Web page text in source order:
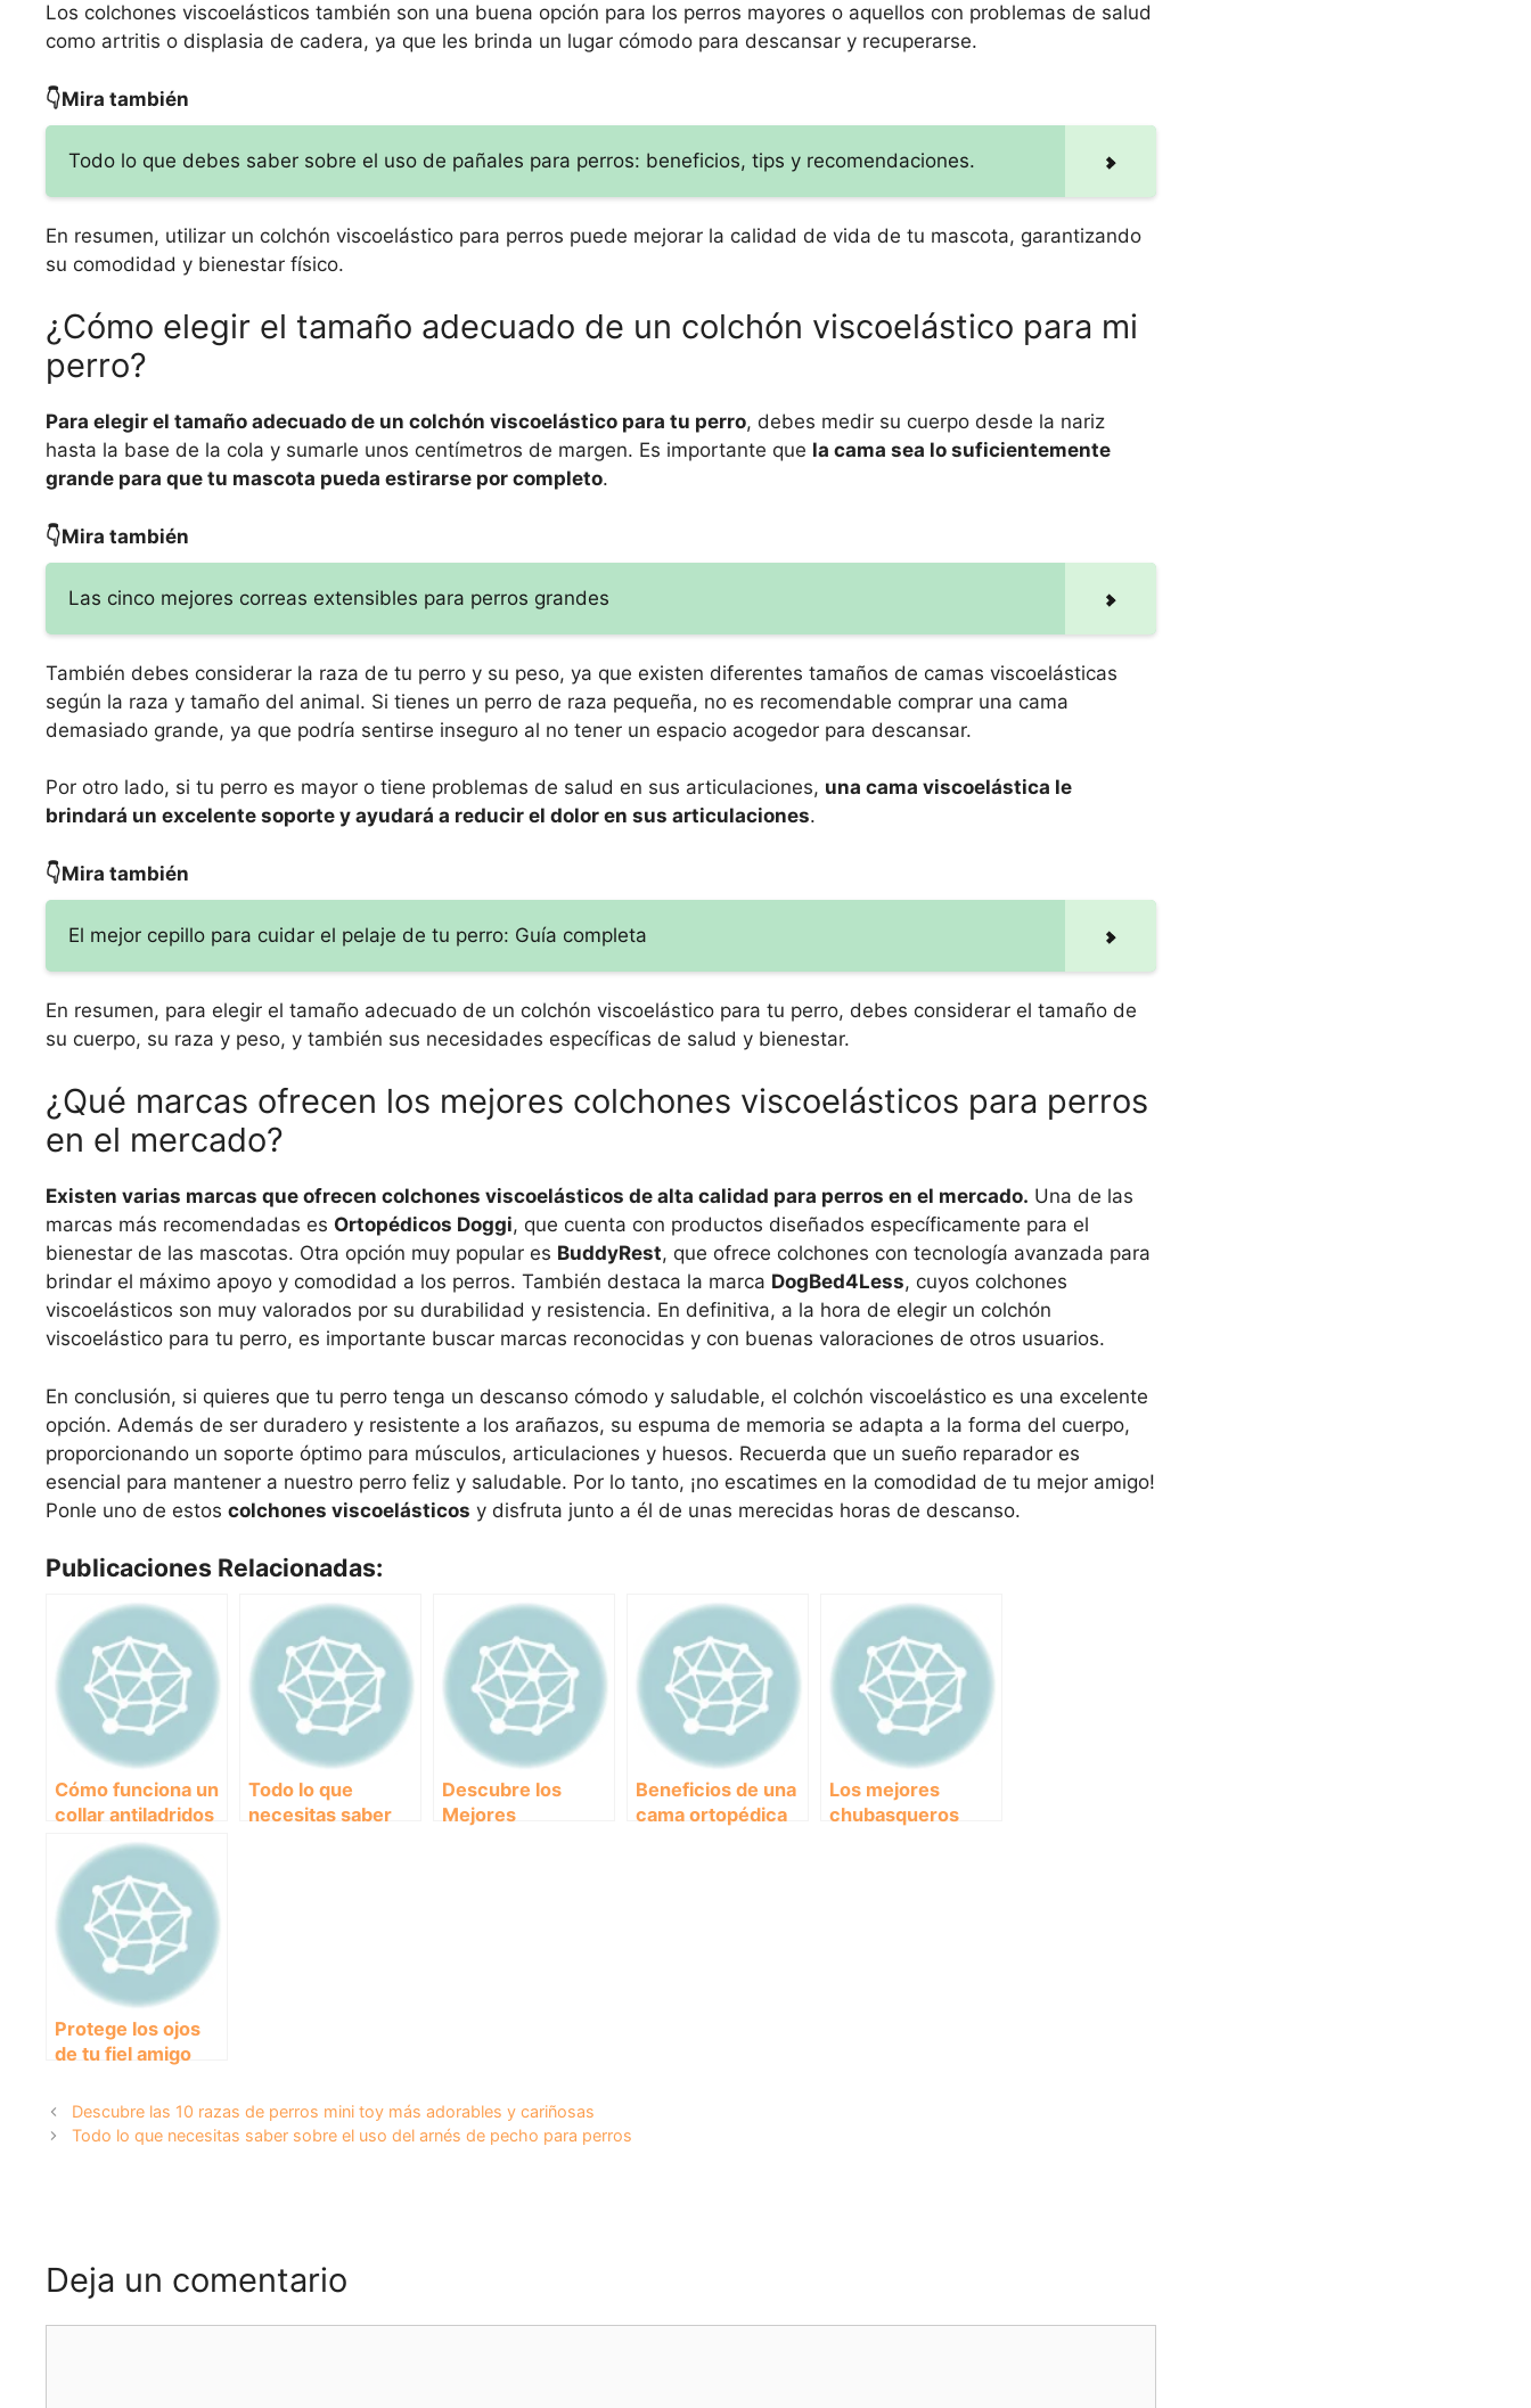
Los colchones viscoelásticos también son una buena opción para los perros mayores o aquellos con problemas de salud
como artritis o displasia de cadera, ya que les brinda un lugar cómodo para descansar y recuperarse.
👇Mira también
Todo lo que debes saber sobre el uso de pañales para perros: beneficios, tips y recomendaciones.
En resumen, utilizar un colchón viscoelástico para perros puede mejorar la calidad de vida de tu mascota, garantizando
su comodidad y bienestar físico.
¿Cómo elegir el tamaño adecuado de un colchón viscoelástico para mi
perro?
Para elegir el tamaño adecuado de un colchón viscoelástico para tu perro, debes medir su cuerpo desde la nariz
hasta la base de la cola y sumarle unos centímetros de margen. Es importante que la cama sea lo suficientemente
grande para que tu mascota pueda estirarse por completo.
👇Mira también
Las cinco mejores correas extensibles para perros grandes
También debes considerar la raza de tu perro y su peso, ya que existen diferentes tamaños de camas viscoelásticas
según la raza y tamaño del animal. Si tienes un perro de raza pequeña, no es recomendable comprar una cama
demasiado grande, ya que podría sentirse inseguro al no tener un espacio acogedor para descansar.
Por otro lado, si tu perro es mayor o tiene problemas de salud en sus articulaciones, una cama viscoelástica le
brindará un excelente soporte y ayudará a reducir el dolor en sus articulaciones.
👇Mira también
El mejor cepillo para cuidar el pelaje de tu perro: Guía completa
En resumen, para elegir el tamaño adecuado de un colchón viscoelástico para tu perro, debes considerar el tamaño de
su cuerpo, su raza y peso, y también sus necesidades específicas de salud y bienestar.
¿Qué marcas ofrecen los mejores colchones viscoelásticos para perros
en el mercado?
Existen varias marcas que ofrecen colchones viscoelásticos de alta calidad para perros en el mercado. Una de las
marcas más recomendadas es Ortopédicos Doggi, que cuenta con productos diseñados específicamente para el
bienestar de las mascotas. Otra opción muy popular es BuddyRest, que ofrece colchones con tecnología avanzada para
brindar el máximo apoyo y comodidad a los perros. También destaca la marca DogBed4Less, cuyos colchones
viscoelásticos son muy valorados por su durabilidad y resistencia. En definitiva, a la hora de elegir un colchón
viscoelástico para tu perro, es importante buscar marcas reconocidas y con buenas valoraciones de otros usuarios.
En conclusión, si quieres que tu perro tenga un descanso cómodo y saludable, el colchón viscoelástico es una excelente
opción. Además de ser duradero y resistente a los arañazos, su espuma de memoria se adapta a la forma del cuerpo,
proporcionando un soporte óptimo para músculos, articulaciones y huesos. Recuerda que un sueño reparador es
esencial para mantener a nuestro perro feliz y saludable. Por lo tanto, ¡no escatimes en la comodidad de tu mejor amigo!
Ponle uno de estos colchones viscoelásticos y disfruta junto a él de unas merecidas horas de descanso.
Publicaciones Relacionadas:
Cómo funciona un
collar antiladridos
para perros y cuál
es el mejor en el
mercado
Todo lo que
necesitas saber
Descubre los
Mejores
Beneficios de una
cama ortopédica
Los mejores
chubasqueros
Protege los ojos
de tu fiel amigo
sol para perros
Descubre las 10 razas de perros mini toy más adorables y cariñosas
Todo lo que necesitas saber sobre el uso del arnés de pecho para perros
Deja un comentario